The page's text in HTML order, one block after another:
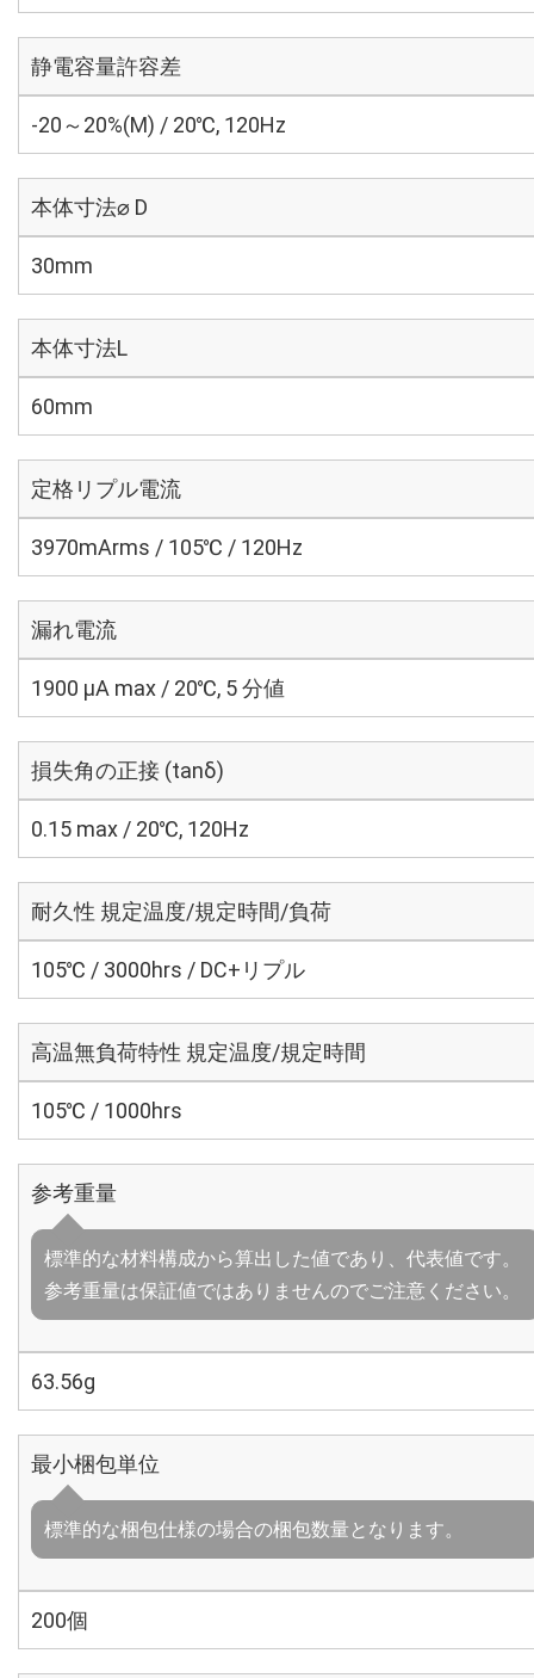
静電容量許容差
-20～20%(M) / 20℃, 120Hz
本体寸法⌀ D
30mm
本体寸法L
60mm
定格リプル電流
3970mArms / 105℃ / 120Hz
漏れ電流
1900 μA max / 20℃, 5 分値
損失角の正接 (tanδ)
0.15 max / 20℃, 120Hz
耐久性 規定温度/規定時間/負荷
105℃ / 3000hrs / DC+リプル
高温無負荷特性 規定温度/規定時間
105℃ / 1000hrs
参考重量
標準的な材料構成から算出した値であり、代表値です。
参考重量は保証値ではありませんのでご注意ください。
63.56g
最小梱包単位
標準的な梱包仕様の場合の梱包数量となります。
200個